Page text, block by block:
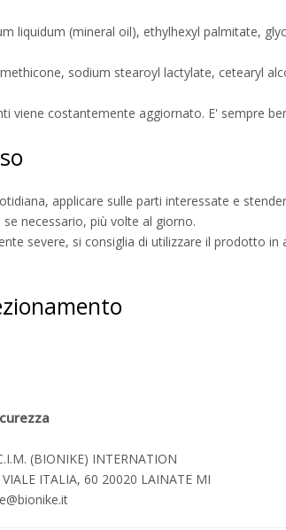
liquidum (mineral oil), ethylhexyl palmitate,
sodium stearoyl lactylate, cetearyl
viene costantemente aggiornato. E' sempre
applicare sulle parti interessate e
se necessario, più volte al giorno.
severe, si consiglia di utilizzare il prodotto in
(BIONIKE) INTERNATION
VIALE ITALIA, 60 20020 LAINATE MI